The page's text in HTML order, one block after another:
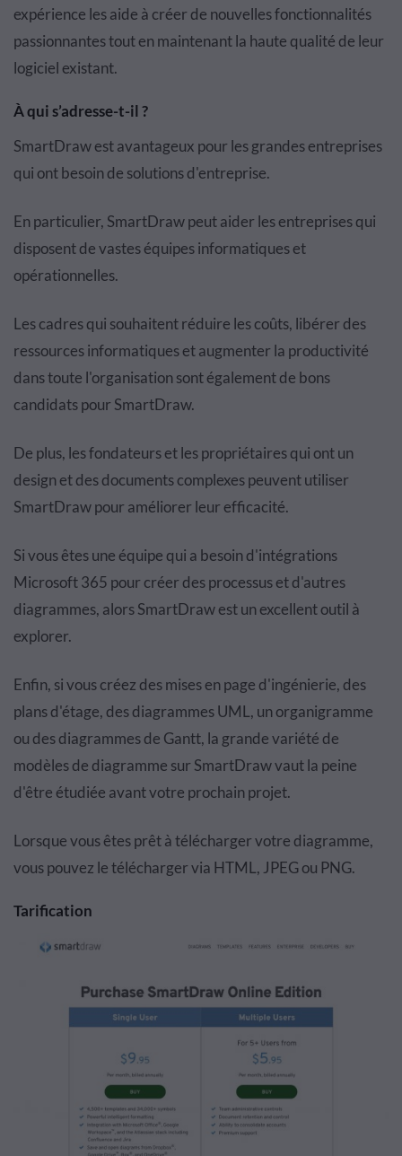
expérience les aide à créer de nouvelles fonctionnalités
passionnantes tout en maintenant la haute qualité de leur
logiciel existant.
À qui s’adresse-t-il ?
SmartDraw est avantageux pour les grandes entreprises
qui ont besoin de solutions d'entreprise.
En particulier, SmartDraw peut aider les entreprises qui
disposent de vastes équipes informatiques et
opérationnelles.
Les cadres qui souhaitent réduire les coûts, libérer des
ressources informatiques et augmenter la productivité
dans toute l'organisation sont également de bons
candidats pour SmartDraw.
De plus, les fondateurs et les propriétaires qui ont un
design et des documents complexes peuvent utiliser
SmartDraw pour améliorer leur efficacité.
Si vous êtes une équipe qui a besoin d'intégrations
Microsoft 365 pour créer des processus et d'autres
diagrammes, alors SmartDraw est un excellent outil à
explorer.
Enfin, si vous créez des mises en page d'ingénierie, des
plans d'étage, des diagrammes UML, un organigramme
ou des diagrammes de Gantt, la grande variété de
modèles de diagramme sur SmartDraw vaut la peine
d'être étudiée avant votre prochain projet.
Lorsque vous êtes prêt à télécharger votre diagramme,
vous pouvez le télécharger via HTML, JPEG ou PNG.
Tarification